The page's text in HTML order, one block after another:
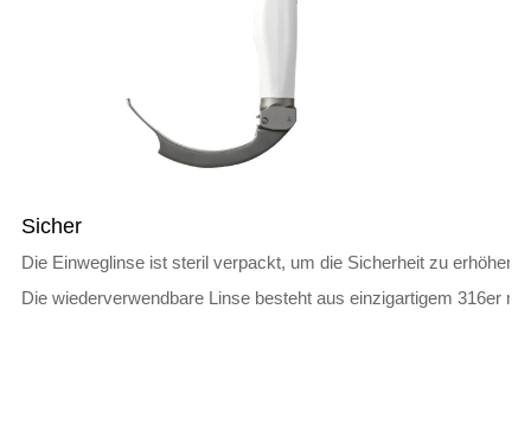
Sicher
Die Einweglinse ist steril verpackt, um die Sicherheit zu erhöhen
Die wiederverwendbare Linse besteht aus einzigartigem 316er